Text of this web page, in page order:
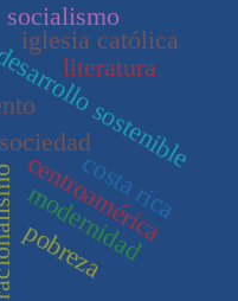
modernidad
sostenible
literatura
centroamérica
pobreza
iglesia católica
socialismo
costa rica